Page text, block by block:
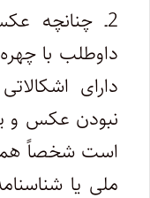
2ـ چنانچه
داوطلب با
دارای
نبودن عکس و
است شخصاً
ملی یا